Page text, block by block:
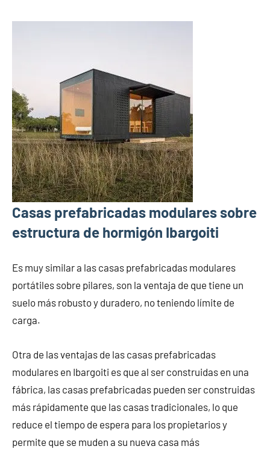
Casas prefabricadas modulares sobre
estructura de hormigón Ibargoiti
Es muy similar a las casas prefabricadas modulares
portátiles sobre pilares, son la ventaja de que tiene un
suelo más robusto y duradero, no teniendo límite de
carga.
Otra de las ventajas de las casas prefabricadas
modulares en Ibargoiti es que al ser construidas en una
fábrica, las casas prefabricadas pueden ser construidas
más rápidamente que las casas tradicionales, lo que
reduce el tiempo de espera para los propietarios y
permite que se muden a su nueva casa más